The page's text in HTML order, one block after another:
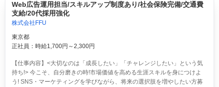
Web広告運用担当/スキルアップ制度あり/社会保険完備/交通費
支給/20代採用強化
株式会社FFU
東京都
正社員：時給1,700円～2,300円
【仕事内容】<大切なのは「成長したい」「チャレンジしたい」という気
持ち!> 今こそ、自分磨きの時!市場価値を高める生涯スキルを身につけよ
う! SNS・マーケティングを学びながら、将来の選択肢を増やしたい方募